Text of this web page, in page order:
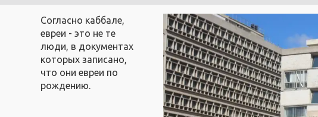
Согласно каббале,
евреи - это не те
люди, в документах
которых записано,
что они евреи по
рождению.